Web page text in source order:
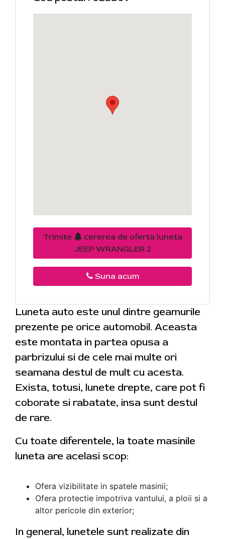
Trimite
cererea de oferta luneta
JEEP WRANGLER 2
Suna acum
Luneta auto este unul dintre geamurile
prezente pe orice automobil. Aceasta
este montata in partea opusa a
parbrizului si de cele mai multe ori
seamana destul de mult cu acesta.
Exista, totusi, lunete drepte, care pot fi
coborate si rabatate, insa sunt destul
de rare.
Cu toate diferentele, la toate masinile
luneta are acelasi scop:
Ofera vizibilitate in spatele masinii;
Ofera protectie impotriva vantului, a ploii si a
altor pericole din exterior;
In general, lunetele sunt realizate din